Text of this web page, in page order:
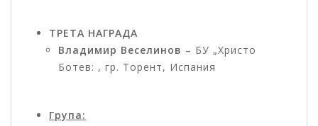
ТРЕТА НАГРАДА
Владимир Веселинов – БУ „Христо
Ботев: , гр. Торент, Испания
Група: